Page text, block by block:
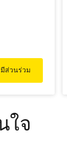
มีส่วนร่วม
ใจ